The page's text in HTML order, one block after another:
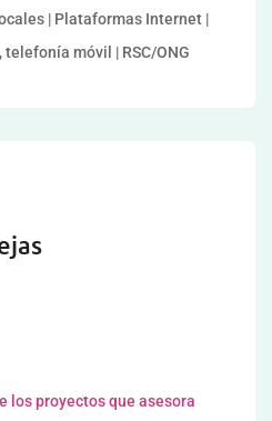
| Plataformas Internet |
telefonía móvil | RSC/ONG
los proyectos que asesora